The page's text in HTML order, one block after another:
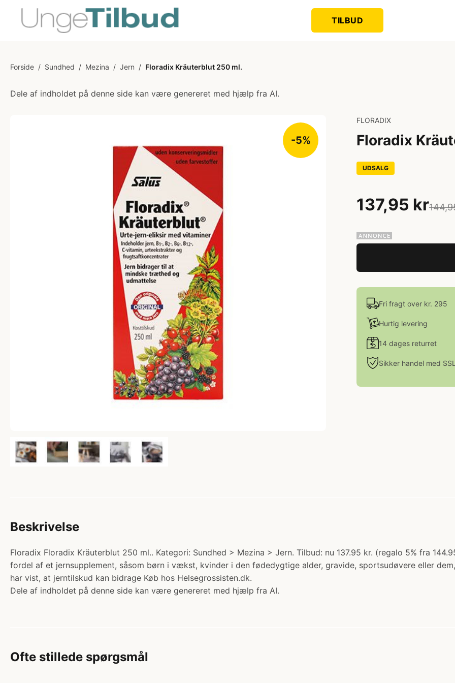
TILBUD
Forside / Sundhed / Mezina / Jern / Floradix Kräuterblut 250 ml.
Dele af indholdet på denne side kan være genereret med hjælp fra AI.
-5%
FLORADIX
Floradix
UDSALG
137,95 kr
Fri fragt over kr. 295
Hurtig levering
14 dages returret
Sikker handel med SSL
Beskrivelse
Floradix Floradix Kräuterblut 250 ml.. Kategori: Sundhed > Mezina > Jern. Tilbud: nu 137.95 kr. (regalo 5% fra
fordel af et jernsupplement, såsom børn i vækst, kvinder i den fødedygtige alder, gravide, sportsudøvere eller
har vist, at jerntilskud kan bidrage Køb hos Helsegrossisten.dk.
Dele af indholdet på denne side kan være genereret med hjælp fra AI.
Ofte stillede spørgsmål